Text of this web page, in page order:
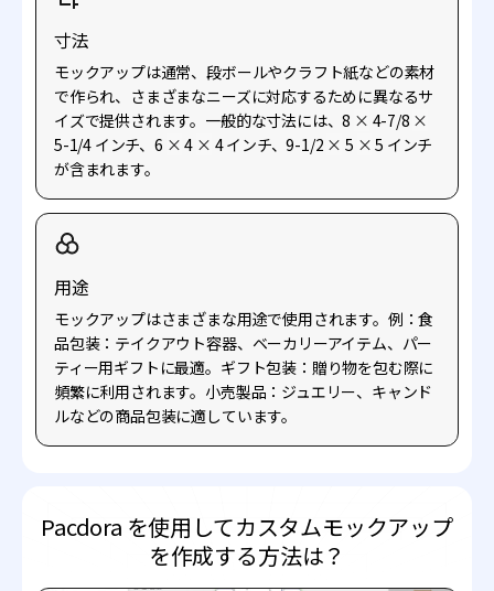
寸法
モックアップは通常、段ボールやクラフト紙などの素材
で作られ、さまざまなニーズに対応するために異なるサ
イズで提供されます。一般的な寸法には、8 × 4-7/8 ×
5-1/4 インチ、6 × 4 × 4 インチ、9-1/2 × 5 × 5 インチ
が含まれます。
用途
モックアップはさまざまな用途で使用されます。例：食
品包装：テイクアウト容器、ベーカリーアイテム、パー
ティー用ギフトに最適。ギフト包装：贈り物を包む際に
頻繁に利用されます。小売製品：ジュエリー、キャンド
ルなどの商品包装に適しています。
Pacdora を使用してカスタムモックアップ
を作成する方法は？